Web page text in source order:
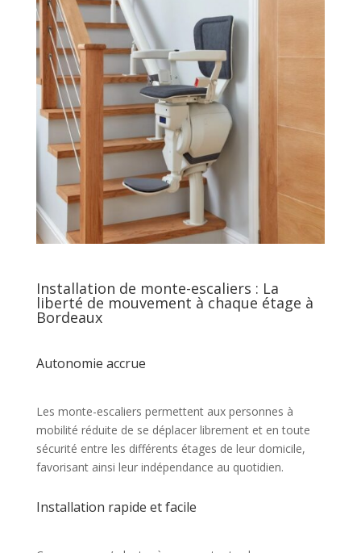
Installation de monte-escaliers : La
liberté de mouvement à chaque étage à
Bordeaux
Autonomie accrue
Les monte-escaliers permettent aux personnes à
mobilité réduite de se déplacer librement et en toute
sécurité entre les différents étages de leur domicile,
favorisant ainsi leur indépendance au quotidien.
Installation rapide et facile